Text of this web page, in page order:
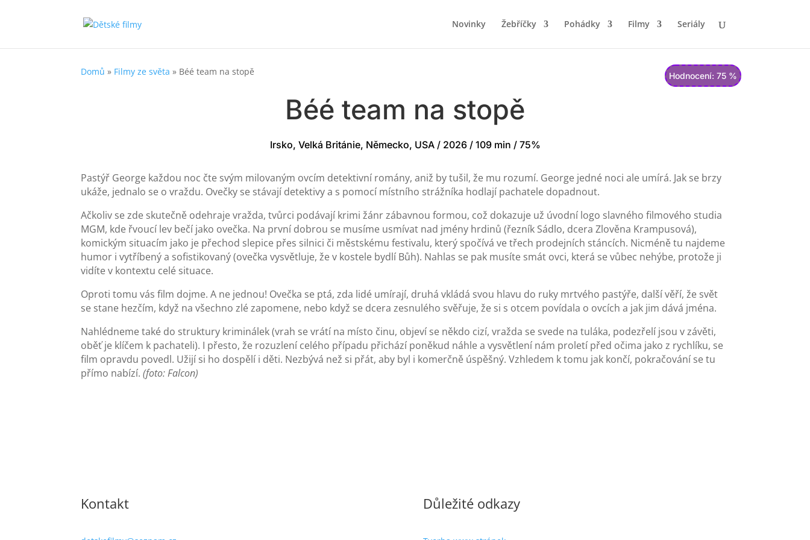
Novinky Žebříčky Pohádky Filmy Seriály
Hodnocení: 75 %
Domů » Filmy ze světa » Béé team na stopě
Béé team na stopě
Irsko, Velká Británie, Německo, USA / 2026 / 109 min / 75%
Pastýř George každou noc čte svým milovaným ovcím detektivní romány, aniž by tušil, že mu rozumí. George jedné noci ale umírá. Jak se brzy
ukáže, jednalo se o vraždu. Ovečky se stávají detektivy a s pomocí místního strážníka hodlají pachatele dopadnout.
Ačkoliv se zde skutečně odehraje vražda, tvůrci podávají krimi žánr zábavnou formou, což dokazuje už úvodní logo slavného filmového studia
MGM, kde řvoucí lev bečí jako ovečka. Na první dobrou se musíme usmívat nad jmény hrdinů (řezník Sádlo, dcera Zlověna Krampusová),
komickým situacím jako je přechod slepice přes silnici či městskému festivalu, který spočívá ve třech prodejních stáncích. Nicméně tu najdeme
humor i vytříbený a sofistikovaný (ovečka vysvětluje, že v kostele bydlí Bůh). Nahlas se pak musíte smát ovci, která se vůbec nehýbe, protože ji
vidíte v kontextu celé situace.
Oproti tomu vás film dojme. A ne jednou! Ovečka se ptá, zda lidé umírají, druhá vkládá svou hlavu do ruky mrtvého pastýře, další věří, že svět
se stane hezčím, když na všechno zlé zapomene, nebo když se dcera zesnulého svěřuje, že si s otcem povídala o ovcích a jak jim dává jména.
Nahlédneme také do struktury kriminálek (vrah se vrátí na místo činu, objeví se někdo cizí, vražda se svede na tuláka, podezřelí jsou v závěti,
oběť je klíčem k pachateli). I přesto, že rozuzlení celého případu přichází poněkud náhle a vysvětlení nám proletí před očima jako z rychlíku, se
film opravdu povedl. Užijí si ho dospělí i děti. Nezbývá než si přát, aby byl i komerčně úspěšný. Vzhledem k tomu jak končí, pokračování se tu
přímo nabízí.(foto: Falcon)
Kontakt Důležité odkazy